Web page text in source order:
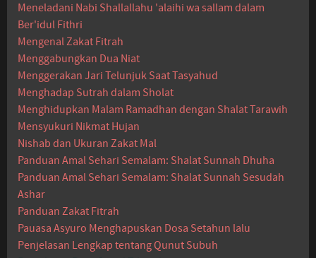
Meneladani Nabi Shallallahu 'alaihi wa sallam dalam
Ber'idul Fithri
Mengenal Zakat Fitrah
Menggabungkan Dua Niat
Menggerakan Jari Telunjuk Saat Tasyahud
Menghadap Sutrah dalam Sholat
Menghidupkan Malam Ramadhan dengan Shalat Tarawih
Mensyukuri Nikmat Hujan
Nishab dan Ukuran Zakat Mal
Panduan Amal Sehari Semalam: Shalat Sunnah Dhuha
Panduan Amal Sehari Semalam: Shalat Sunnah Sesudah
Ashar
Panduan Zakat Fitrah
Pauasa Asyuro Menghapuskan Dosa Setahun lalu
Penjelasan Lengkap tentang Qunut Subuh